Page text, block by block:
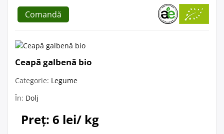
Comandă
Ceapă galbenă bio
Categorie: Legume
În: Dolj
Preț: 6 lei/ kg